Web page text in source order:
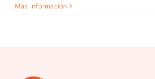
Más información